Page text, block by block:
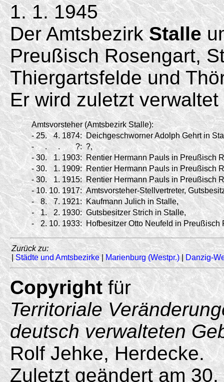
1. 1. 1945
Der AmtsbezirkStalle
Preußisch Rosengart,
Thiergartsfelde und
Er wird zuletzt
Amtsvorsteher (Amtsbezirk Stalle):
- 25. 4. 1874: Deichgeschworner Adolph Gehrt in
-
. . ?: ?,
- 30. 1. 1903:
Rentier Hermann Pauls in Preußisch
- 30. 1. 1909:
Rentier Hermann Pauls in Preußisch
- 30. 1. 1915: Rentier Hermann Pauls in Preußisch
- 10. 10. 1917: Amtsvorsteher-Stellvertreter,
-
8. 7. 1921: Kaufmann Julich in Stalle,
-
1. 2. 1930: Gutsbesitzer Strich in Stalle,
-
2. 10. 1933: Hofbesitzer Otto Neufeld in Preußisch
Zurück zu:
|Städte und Amtsbezirke|Marienburg (Westpr.)|Danzig-
Copyrightfür
Territoriale
deutsch verwalteten
Rolf Jehke, Herdecke.
Zuletzt geändert am